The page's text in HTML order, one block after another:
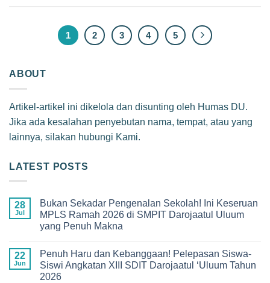
1 2 3 4 5
ABOUT
Artikel-artikel ini dikelola dan disunting oleh Humas DU.
Jika ada kesalahan penyebutan nama, tempat, atau yang
lainnya, silakan hubungi Kami.
LATEST POSTS
28
Jul
Bukan Sekadar Pengenalan Sekolah! Ini Keseruan
MPLS Ramah 2026 di SMPIT Darojaatul Uluum
yang Penuh Makna
on
Bukan
Sekadar
Pengenalan
22
Jun
Penuh Haru dan Kebanggaan! Pelepasan Siswa-
Siswi Angkatan XIII SDIT Darojaatul ‘Uluum Tahun
2026